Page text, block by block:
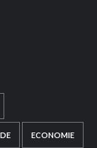
ECONOMIE